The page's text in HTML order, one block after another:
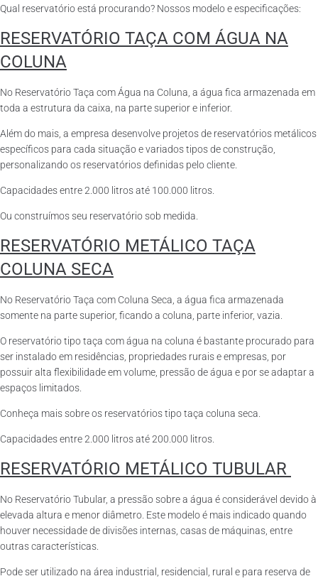
Qual reservatório está procurando? Nossos modelo e especificações:
RESERVATÓRIO TAÇA COM ÁGUA NA
COLUNA
No Reservatório Taça com Água na Coluna, a água fica armazenada em
toda a estrutura da caixa, na parte superior e inferior.
Além do mais, a empresa desenvolve projetos de reservatórios metálicos
específicos para cada situação e variados tipos de construção,
personalizando os reservatórios definidas pelo cliente.
Capacidades entre 2.000 litros até 100.000 litros.
Ou construímos seu reservatório sob medida.
RESERVATÓRIO METÁLICO TAÇA
COLUNA SECA
No Reservatório Taça com Coluna Seca, a água fica armazenada
somente na parte superior, ficando a coluna, parte inferior, vazia.
O reservatório tipo taça com água na coluna é bastante procurado para
ser instalado em residências, propriedades rurais e empresas, por
possuir alta flexibilidade em volume, pressão de água e por se adaptar a
espaços limitados.
Conheça mais sobre os reservatórios tipo taça coluna seca.
Capacidades entre 2.000 litros até 200.000 litros.
RESERVATÓRIO METÁLICO TUBULAR
No Reservatório Tubular, a pressão sobre a água é considerável devido à
elevada altura e menor diâmetro. Este modelo é mais indicado quando
houver necessidade de divisões internas, casas de máquinas, entre
outras características.
Pode ser utilizado na área industrial, residencial, rural e para reserva de